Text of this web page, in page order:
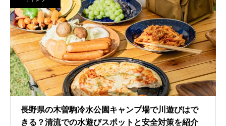
長野県の木曽駒冷水公園キャンプ場で川遊びはで
きる？清流での水遊びスポットと安全対策を紹介